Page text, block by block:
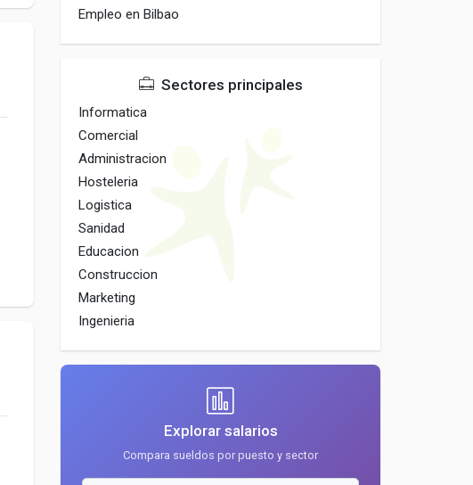
Empleo en Bilbao
Sectores principales
Informatica
Comercial
Administracion
Hosteleria
Logistica
Sanidad
Educacion
Construccion
Marketing
Ingenieria
Explorar salarios
Compara sueldos por puesto y sector